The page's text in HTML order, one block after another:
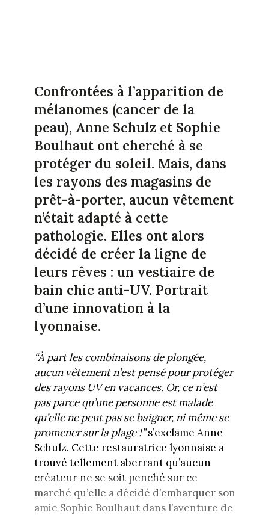
Confrontées à l’apparition de
mélanomes (cancer de la
peau), Anne Schulz et Sophie
Boulhaut ont cherché à se
protéger du soleil. Mais, dans
les rayons des magasins de
prêt-à-porter, aucun vêtement
n’était adapté à cette
pathologie. Elles ont alors
décidé de créer la ligne de
leurs rêves : un vestiaire de
bain chic anti-UV. Portrait
d’une innovation à la
lyonnaise.
“À part les combinaisons de plongée,
aucun vêtement n’est pensé pour protéger
des rayons UV en vacances. Or, ce n’est
pas parce qu’une personne est malade
qu’elle ne peut pas se baigner, ni même se
promener sur la plage !”s’exclame Anne
Schulz. Cette restauratrice lyonnaise a
trouvé tellement aberrant qu’aucun
créateur ne se soit penché sur ce
marché qu’elle a décidé d’embarquer son
amie Sophie Boulhaut dans l’aventure de